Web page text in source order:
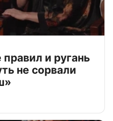
и ругань
не сорвали